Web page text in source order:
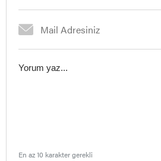
En az 10 karakter gerekli